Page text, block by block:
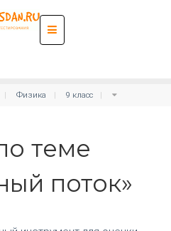
Физика 9 класс
теме
поток»